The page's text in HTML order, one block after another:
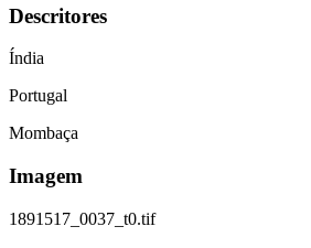
Descritores
Índia
Portugal
Mombaça
Imagem
1891517_0037_t0.tif